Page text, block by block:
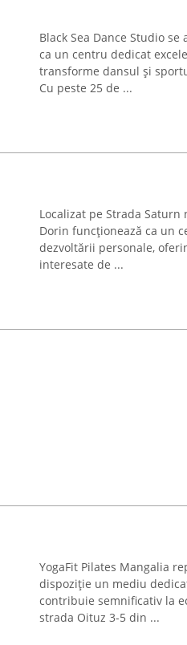
Black Sea Dance Studio
ca un centru dedicat
transforme dansul și
Cu peste 25 de ...
Localizat pe Strada
Dorin funcționează ca un
dezvoltării personale,
interesate de ...
YogaFit Pilates Mangalia
dispoziție un mediu
contribuie semnificativ la
strada Oituz 3-5 din ...